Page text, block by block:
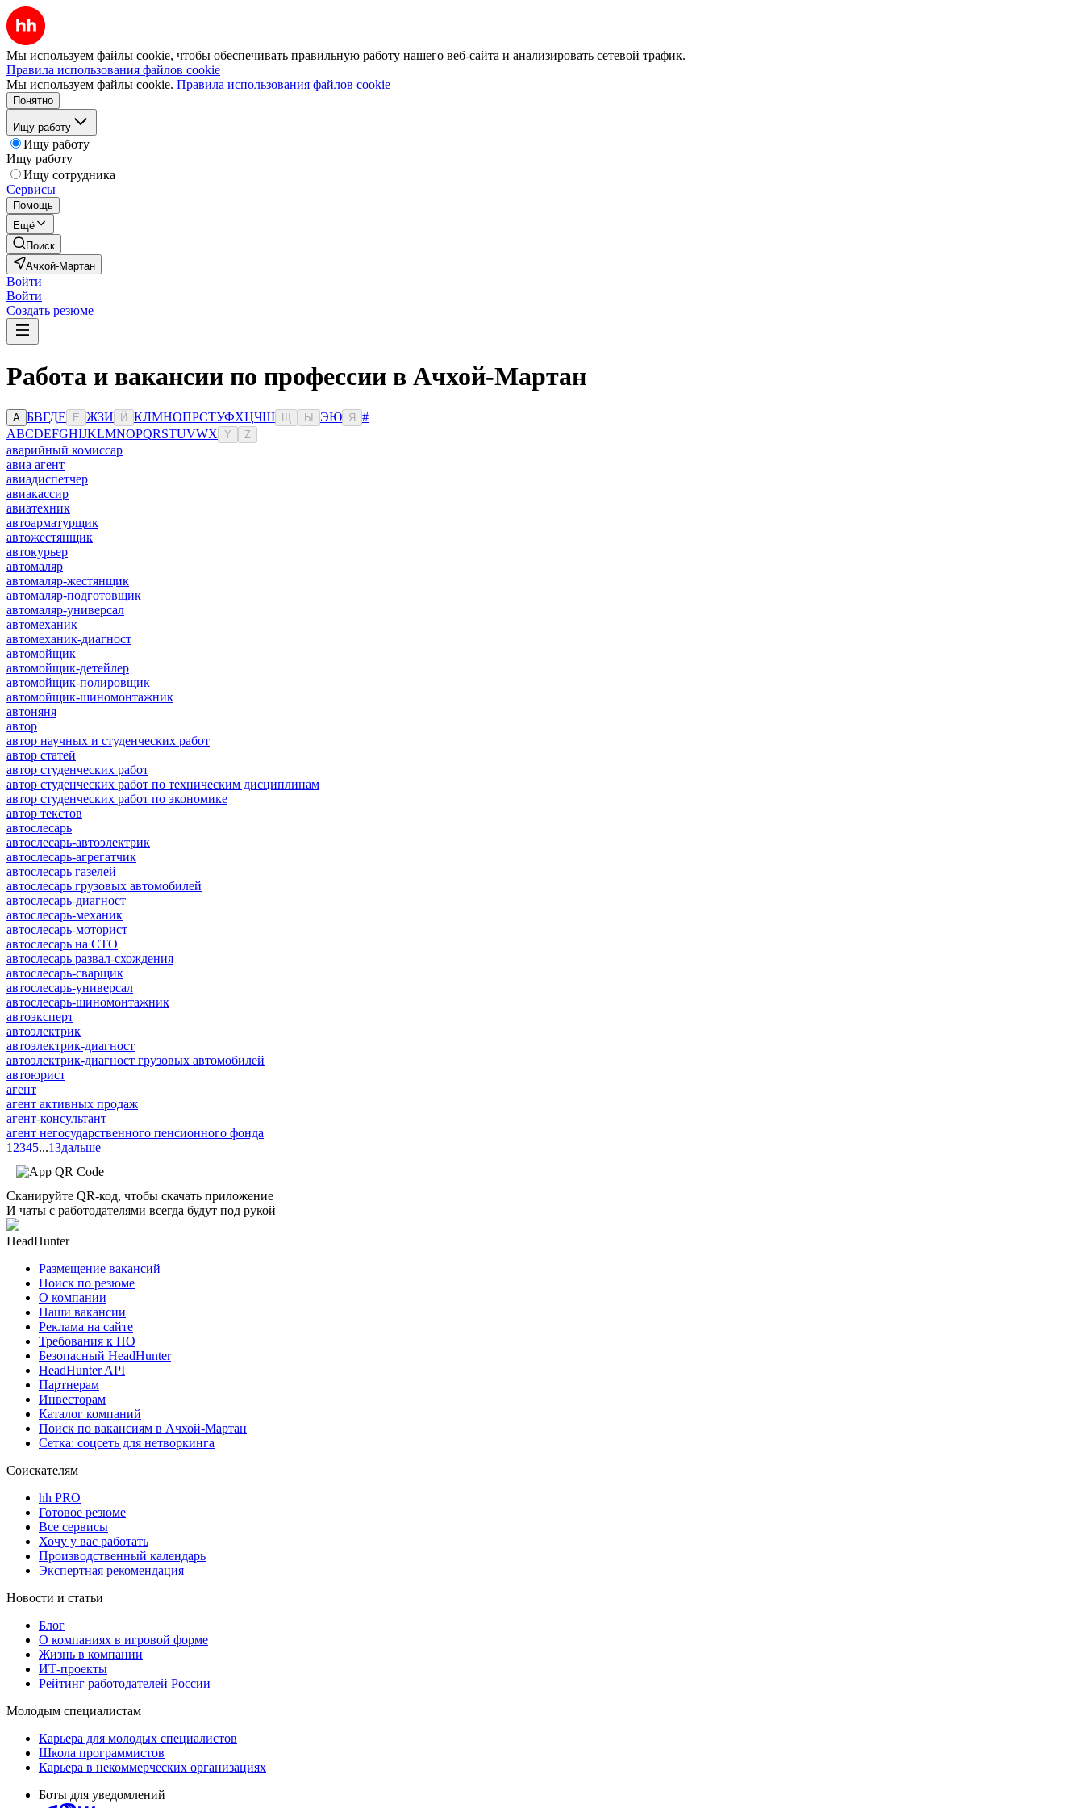
Мы используем файлы cookie, чтобы обеспечивать правильную работу нашего веб-сайта и анализировать сетевой трафик.
Правила использования файлов cookie
Мы используем файлы cookie. Правила использования файлов cookie
Понятно
Ищу работу
Ищу работу
Ищу работу
Ищу сотрудника
Сервисы
Помощь
Ещё
Поиск
Ачхой-Мартан
Войти
Войти
Создать резюме
Работа и вакансии по профессии в Ачхой-Мартан
А БВГДЕ Ё ЖЗИ Й КЛМНОПРСТУФХЦЧШ Ы ЭЮ Я
#
ABCDEFGHIJKLMNOPQRSTUVWX Y Z
аварийный комиссар
авиа агент
авиадиспетчер
авиакассир
авиатехник
автоарматурщик
автожестянщик
автокурьер
автомаляр
автомаляр-жестянщик
автомаляр-подготовщик
автомаляр-универсал
автомеханик
автомеханик-диагност
автомойщик
автомойщик-детейлер
автомойщик-полировщик
автомойщик-шиномонтажник
автоняня
автор
автор научных и студенческих работ
автор статей
автор студенческих работ
автор студенческих работ по техническим дисциплинам
автор студенческих работ по экономике
автор текстов
автослесарь
автослесарь-автоэлектрик
автослесарь-агрегатчик
автослесарь газелей
автослесарь грузовых автомобилей
автослесарь-диагност
автослесарь-механик
автослесарь-моторист
автослесарь на СТО
автослесарь развал-схождения
автослесарь-сварщик
автослесарь-универсал
автослесарь-шиномонтажник
автоэксперт
автоэлектрик
автоэлектрик-диагност
автоэлектрик-диагност грузовых автомобилей
автоюрист
агент
агент активных продаж
агент-консультант
агент негосударственного пенсионного фонда
1 2345...13дальше
Сканируйте QR-код, чтобы скачать приложение
И чаты с работодателями всегда будут под рукой
HeadHunter
Размещение вакансий
Поиск по резюме
О компании
Наши вакансии
Реклама на сайте
Требования к ПО
Безопасный HeadHunter
HeadHunter API
Партнерам
Инвесторам
Каталог компаний
Поиск по вакансиям в Ачхой-Мартан
Сетка: соцсеть для нетворкинга
Соискателям
hh PRO
Готовое резюме
Все сервисы
Хочу у вас работать
Производственный календарь
Экспертная рекомендация
Новости и статьи
Блог
О компаниях в игровой форме
Жизнь в компании
ИТ-проекты
Рейтинг работодателей России
Молодым специалистам
Карьера для молодых специалистов
Школа программистов
Карьера в некоммерческих организациях
Боты для уведомлений